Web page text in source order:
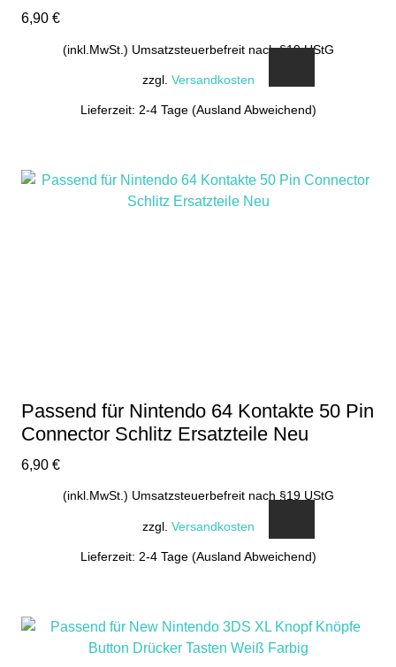
6,90 €
(inkl.MwSt.) Umsatzsteuerbefreit nach §19 UStG
zzgl. Versandkosten
Lieferzeit: 2-4 Tage (Ausland Abweichend)
Passend für Nintendo 64 Kontakte 50 Pin
Connector Schlitz Ersatzteile Neu
6,90 €
(inkl.MwSt.) Umsatzsteuerbefreit nach §19 UStG
zzgl. Versandkosten
Lieferzeit: 2-4 Tage (Ausland Abweichend)